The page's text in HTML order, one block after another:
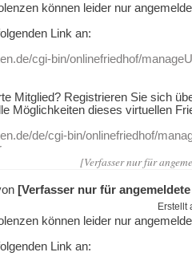
können leider nur
Link an:
cgi-bin/onlinefriedhof/
Mitglied? Registrieren Sie sich
Möglichkeiten dieses virtuellen
de/cgi-bin/onlinefriedhof/
[Verfasser nur für
[Verfasser nur für
Erstellt
können leider nur
Link an: